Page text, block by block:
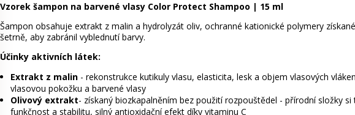
Vzorek šampon na barvené vlasy Color Protect Shampoo | 15 ml
Šampon obsahuje extrakt z malin a hydrolyzát oliv, ochranné kationické polymery
šetrně, aby zabránil vyblednutí barvy.
Účinky aktivních látek:
Extrakt z malin - rekonstrukce kutikuly vlasu, elasticita, lesk a objem vlasových
vlasovou pokožku a barvené vlasy
Olivový extrakt- získaný biozkapalněním bez použití rozpouštědel - přírodní složky
funkčnost a stabilitu, silný antioxidační efekt díky vitaminu C